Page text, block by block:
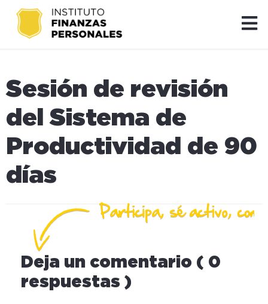
Sesión de revisión
del Sistema de
Productividad de 90
días
Deja un comentario ( 0
respuestas )